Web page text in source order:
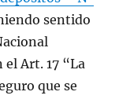
sentido
Art. 17 “La
que se